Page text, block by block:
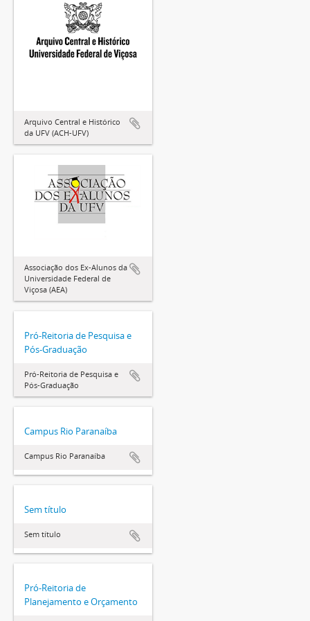
Arquivo Central e Histórico
da UFV (ACH-UFV)
Associação dos Ex-Alunos da
Universidade Federal de
Viçosa (AEA)
Pró-Reitoria de Pesquisa e
Pós-Graduação
Pró-Reitoria de Pesquisa e
Pós-Graduação
Campus Rio Paranaíba
Campus Rio Paranaíba
Sem título
Sem título
Pró-Reitoria de
Planejamento e Orçamento